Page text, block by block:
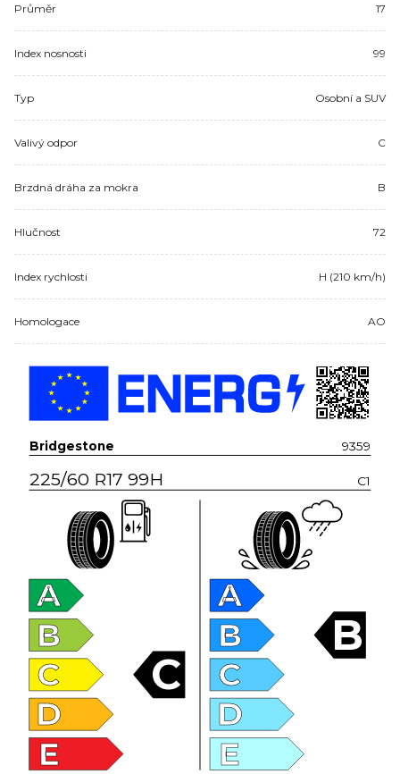
Průměr 17
Index nosnosti 99
Typ Osobní a SUV
Valivý odpor C
Brzdná dráha za mokra B
Hlučnost 72
Index rychlosti H (210 km/h)
Homologace AO
Bridgestone 9359
225/60 R17 99H C1
A
B
C
D
E
C
A
B
C
D
E
B